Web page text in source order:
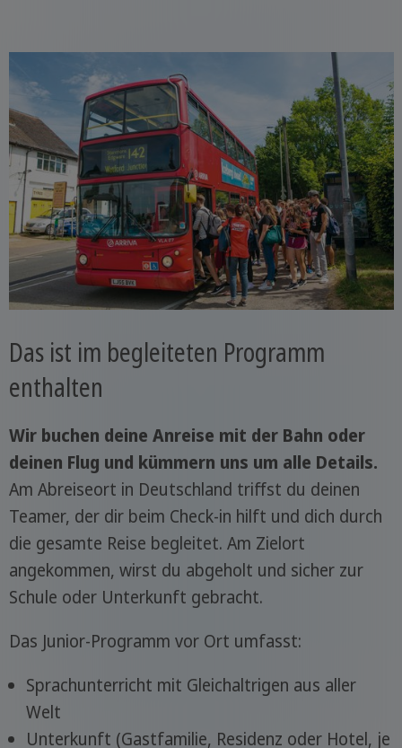
Das ist im begleiteten Programm
enthalten
Wir buchen deine Anreise mit der Bahn oder
deinen Flug und kümmern uns um alle Details.
Am Abreiseort in Deutschland triffst du deinen
Teamer, der dir beim Check-in hilft und dich durch
die gesamte Reise begleitet. Am Zielort
angekommen, wirst du abgeholt und sicher zur
Schule oder Unterkunft gebracht.
Das Junior-Programm vor Ort umfasst:
Sprachunterricht mit Gleichaltrigen aus aller
Welt
Unterkunft (Gastfamilie, Residenz oder Hotel, je